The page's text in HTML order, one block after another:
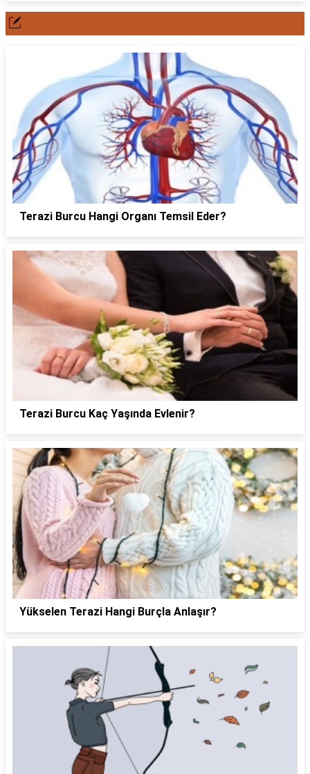
Terazi Burcu Hangi Organı Temsil Eder?
Terazi Burcu Kaç Yaşında Evlenir?
Yükselen Terazi Hangi Burçla Anlaşır?